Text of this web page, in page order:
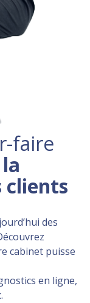
faire
clients
des
cabinet puisse
en ligne,